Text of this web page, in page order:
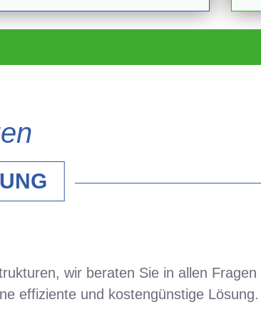
wir beraten Sie in allen
effiziente und kostengünstige Lösung.